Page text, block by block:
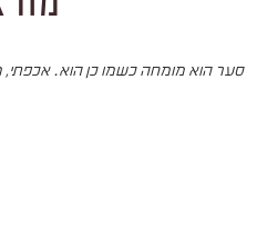
סער הוא מומחה כשמו כן הוא. אכפתי,